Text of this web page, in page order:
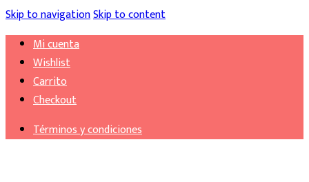
Skip to navigationSkip to content
Mi cuenta
Wishlist
Carrito
Checkout
Términos y condiciones